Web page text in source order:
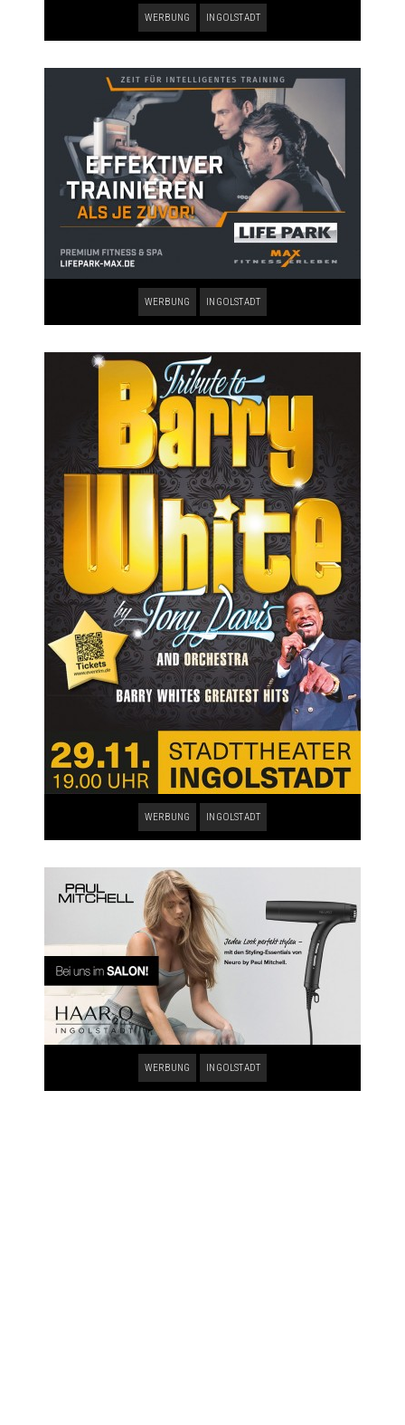
WERBUNG INGOLSTADT
WERBUNG INGOLSTADT
WERBUNG INGOLSTADT
WERBUNG INGOLSTADT